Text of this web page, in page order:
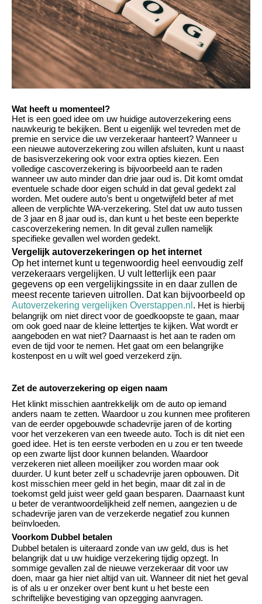
Wat heeft u momenteel?
Het is een goed idee om uw huidige autoverzekering eens
nauwkeurig te bekijken. Bent u eigenlijk wel tevreden met de
premie en service die uw verzekeraar hanteert? Wanneer u
een nieuwe autoverzekering zou willen afsluiten, kunt u naast
de basisverzekering ook voor extra opties kiezen. Een
volledige cascoverzekering is bijvoorbeeld aan te raden
wanneer uw auto minder dan drie jaar oud is. Dit komt omdat
eventuele schade door eigen schuld in dat geval gedekt zal
worden. Met oudere auto’s bent u ongetwijfeld beter af met
alleen de verplichte WA-verzekering. Stel dat uw auto tussen
de 3 jaar en 8 jaar oud is, dan kunt u het beste een beperkte
cascoverzekering nemen. In dit geval zullen namelijk
specifieke gevallen wel worden gedekt.
Vergelijk autoverzekeringen op het internet
Op het internet kunt u tegenwoordig heel eenvoudig zelf
verzekeraars vergelijken. U vult letterlijk een paar
gegevens op een vergelijkingssite in en daar zullen de
meest recente tarieven uitrollen. Dat kan bijvoorbeeld op
Autoverzekering vergelijken Overstappen.nl . Het is hierbij
belangrijk om niet direct voor de goedkoopste te gaan, maar
om ook goed naar de kleine lettertjes te kijken. Wat wordt er
aangeboden en wat niet? Daarnaast is het aan te raden om
even de tijd voor te nemen. Het gaat om een belangrijke
kostenpost en u wilt wel goed verzekerd zijn.
Zet de autoverzekering op eigen naam
Het klinkt misschien aantrekkelijk om de auto op iemand
anders naam te zetten. Waardoor u zou kunnen mee profiteren
van de eerder opgebouwde schadevrije jaren of de korting
voor het verzekeren van een tweede auto. Toch is dit niet een
goed idee. Het is ten eerste verboden en u zou er ten tweede
op een zwarte lijst door kunnen belanden. Waardoor
verzekeren niet alleen moeilijker zou worden maar ook
duurder. U kunt beter zelf u schadevrije jaren opbouwen. Dit
kost misschien meer geld in het begin, maar dit zal in de
toekomst geld juist weer geld gaan besparen. Daarnaast kunt
u beter de verantwoordelijkheid zelf nemen, aangezien u de
schadevrije jaren van de verzekerde negatief zou kunnen
beïnvloeden.
Voorkom Dubbel betalen
Dubbel betalen is uiteraard zonde van uw geld, dus is het
belangrijk dat u uw huidige verzekering tijdig opzegt. In
sommige gevallen zal de nieuwe verzekeraar dit voor uw
doen, maar ga hier niet altijd van uit. Wanneer dit niet het geval
is of als u er onzeker over bent kunt u het beste een
schriftelijke bevestiging van opzegging aanvragen.